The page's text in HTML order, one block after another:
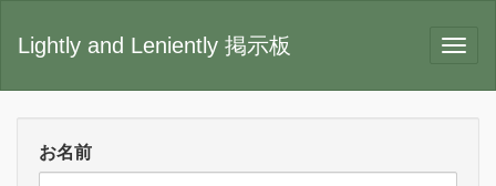
Lightly and Leniently 掲示板
お名前